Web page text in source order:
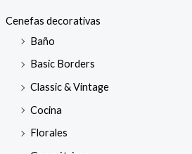
Cenefas decorativas
Baño
Basic Borders
Classic & Vintage
Cocina
Florales